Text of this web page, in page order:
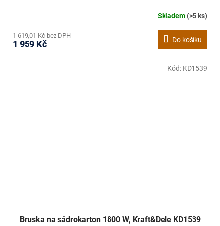
Skladem(>5 ks)
1 619,01 Kč bez DPH
1 959 Kč Do košíku
Bruska na sádrokarton 1800 W, Kraft&Dele KD1539
Kód: KD1539